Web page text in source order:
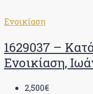
Ενοικίαση
1629037 –
Ενοικίαση,
2,500€